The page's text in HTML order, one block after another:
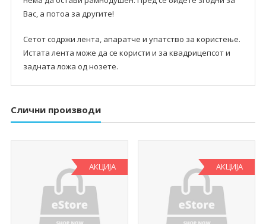
Вас, а потоа за другите!
Сетот содржи лента, апаратче и упатство за користење.
Истата лента може да се користи и за квадрицепсот и
задната ложа од нозете.
Слични производи
АКЦИЈА АКЦИЈА